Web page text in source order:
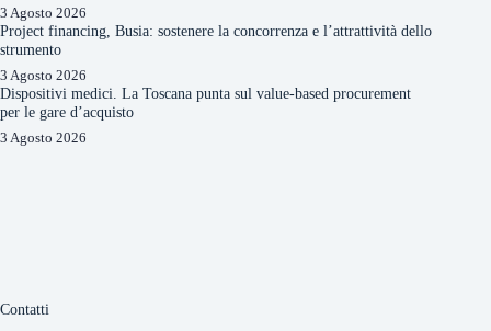
3 Agosto 2026
Project financing, Busia: sostenere la concorrenza e l’attrattività dello
strumento
3 Agosto 2026
Dispositivi medici. La Toscana punta sul value-based procurement
per le gare d’acquisto
3 Agosto 2026
Contatti